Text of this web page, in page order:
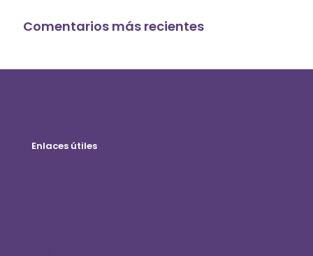
Comentarios más recientes
Enlaces útiles